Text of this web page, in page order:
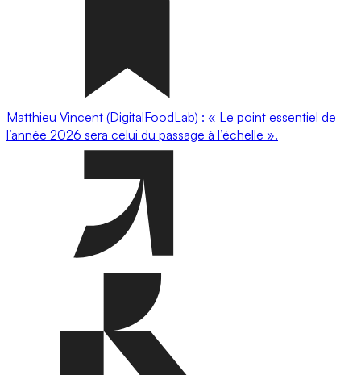
Matthieu Vincent (DigitalFoodLab) : « Le point essentiel de
l’année 2026 sera celui du passage à l’échelle ».